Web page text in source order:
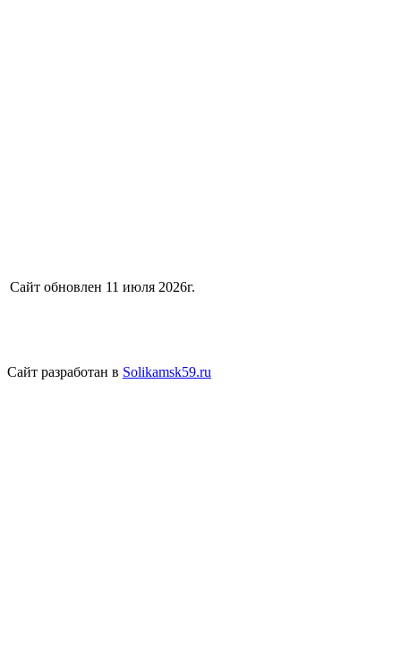
Сайт обновлен 11 июля 2026г.
Сайт разработан в Solikamsk59.ru